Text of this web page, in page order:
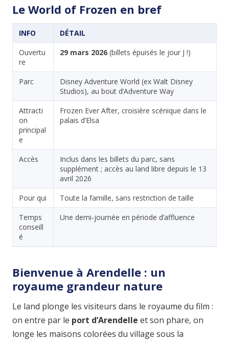
Le World of Frozen en bref
INFO
DÉTAIL
Ouvertu
re
29 mars 2026 (billets épuisés le jour J !)
Parc
Disney Adventure World (ex Walt Disney
Studios), au bout d’Adventure Way
Attracti
on
principal
e
Frozen Ever After, croisière scénique dans le
palais d’Elsa
Accès
Inclus dans les billets du parc, sans
supplément ; accès au land libre depuis le 13
avril 2026
Pour qui
Toute la famille, sans restriction de taille
Temps
conseill
é
Une demi-journée en période d’affluence
Bienvenue à Arendelle : un
royaume grandeur nature
Le land plonge les visiteurs dans le royaume du film :
on entre par le port d’Arendelle et son phare, on
longe les maisons colorées du village sous la